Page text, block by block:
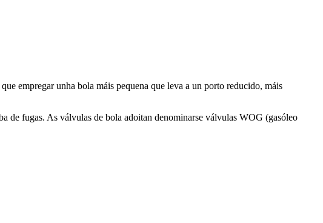
empregar unha bola máis pequena que leva a un porto reducido, máis
de fugas. As válvulas de bola adoitan denominarse válvulas WOG (gasóleo